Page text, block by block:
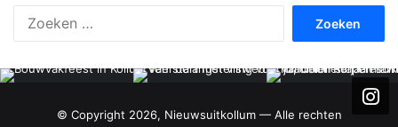
© Copyright 2026, Nieuwsuitkollum — Alle rechten